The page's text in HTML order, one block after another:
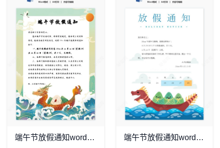
端午节放假通知word模板(16) 端午节放假通知word模板(6)